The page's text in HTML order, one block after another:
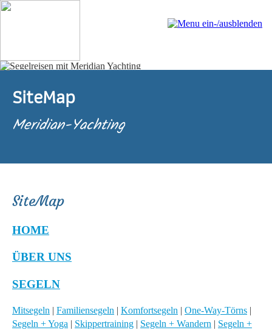
SiteMap
Meridian-Yachting
SiteMap
HOME
ÜBER UNS
SEGELN
Mitsegeln | Familiensegeln | Komfortsegeln | One-Way-Törns |
Segeln + Yoga | Skippertraining | Segeln + Wandern | Segeln +